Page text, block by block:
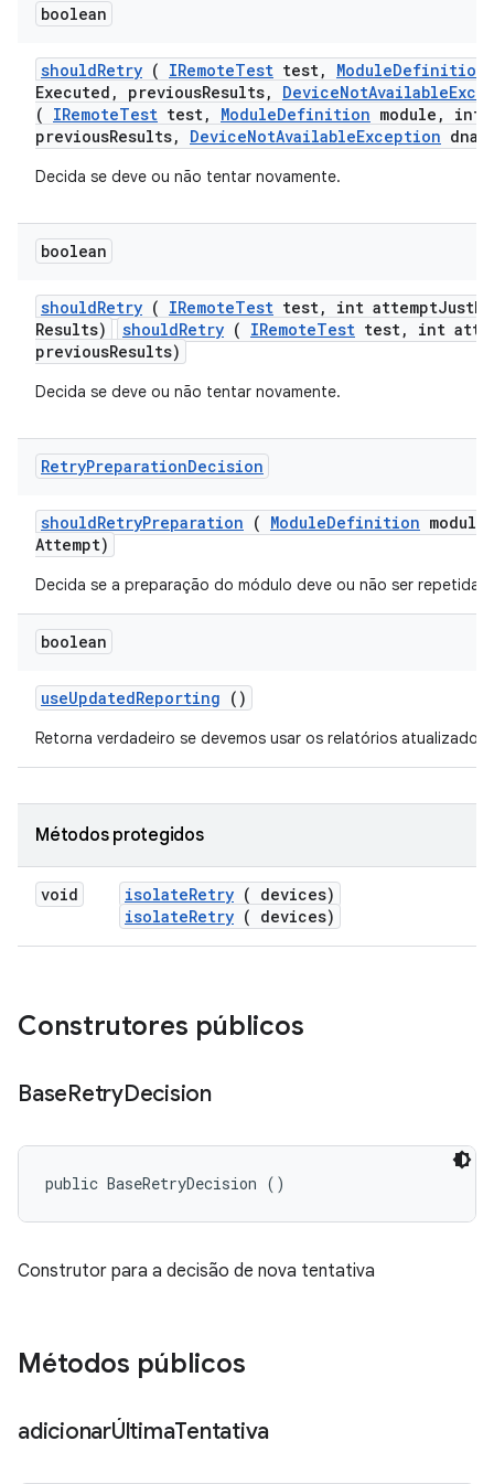
boolean
shouldRetry ( IRemoteTest test, ModuleDefinition
Executed , previousResults, DeviceNotAvailable
( IRemoteTest test, ModuleDefinition module, int
previousResults, DeviceNotAvailableException
Decida se deve ou não tentar novamente.
boolean
shouldRetry ( IRemoteTest test, int attemptJust
Results)
shouldRetry ( IRemoteTest test, int
previousResults)
Decida se deve ou não tentar novamente.
RetryPreparationDecision
shouldRetryPreparation ( ModuleDefinition module
Attempt)
Decida se a preparação do módulo deve ou não ser repetida.
boolean
useUpdatedReporting ()
Retorna verdadeiro se devemos usar os relatórios atualizados.
Métodos protegidos
void isolateRetry ( devices)
isolateRetry ( devices)
Construtores públicos
BaseRetryDecision
public BaseRetryDecision ()
Construtor para a decisão de nova tentativa
Métodos públicos
adicionarÚltimaTentativa